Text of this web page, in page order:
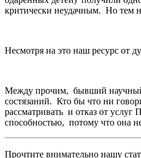
критически неудачным. Но тем
Несмотря на это наш ресурс от
Между прочим, бывший научный
состязаний. Кто бы что ни
рассматривать и отказ от
способностью, потому что она
Прочтите внимательно нашу